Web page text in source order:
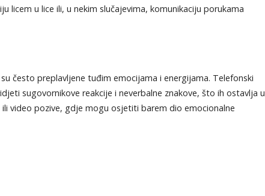
licem u lice ili, u nekim slučajevima, komunikaciju porukama
često preplavljene tuđim emocijama i energijama. Telefonski
sugovornikove reakcije i neverbalne znakove, što ih ostavlja u
video pozive, gdje mogu osjetiti barem dio emocionalne